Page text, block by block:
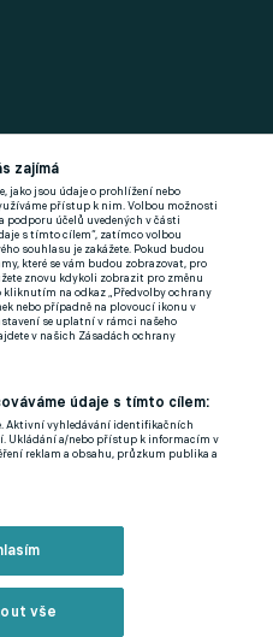
a žurnalistika
zajímá
jako jsou údaje o prohlížení nebo
přístup k nim. Volbou možnosti
podporu účelů uvedených v části
s tímto cílem“, zatímco volbou
souhlasu je zakážete. Pokud budou
které se vám budou zobrazovat, pro
znovu kdykoli zobrazit pro změnu
na odkaz „Předvolby ochrany
nebo případně na plovoucí ikonu v
se uplatní v rámci našeho
v našich Zásadách ochrany
údaje s tímto cílem:
Aktivní vyhledávání identifikačních
Ukládání a/nebo přístup k informacím v
reklam a obsahu, průzkum publika a
vše